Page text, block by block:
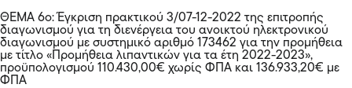
ΘΕΜΑ 6ο: Έγκριση πρακτικού 3/07-12-2022 της επιτροπής
διαγωνισμού για τη διενέργεια του ανοικτού ηλεκτρονικού
διαγωνισμού με συστημικό αριθμό 173462 για την προμήθεια
με τίτλο «Προμήθεια λιπαντικών για τα έτη 2022-2023»,
προϋπολογισμού 110.430,00€ χωρίς ΦΠΑ και 136.933,20€ με
ΦΠΑ